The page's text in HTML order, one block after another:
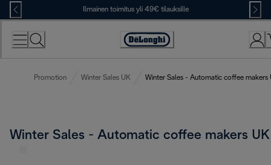
Skip
to
Content
Ilmainen toimitus yli 49€ tilauksille
Accessibility
Promotion Winter Sales UK Winter Sales - Automatic coffee makers
Winter Sales - Automatic coffee makers UK